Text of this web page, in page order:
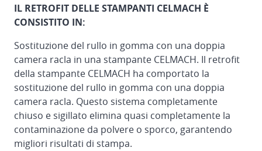
IL RETROFIT DELLE STAMPANTI CELMACH È
CONSISTITO IN:
Sostituzione del rullo in gomma con una doppia
camera racla in una stampante CELMACH. Il retrofit
della stampante CELMACH ha comportato la
sostituzione del rullo in gomma con una doppia
camera racla. Questo sistema completamente
chiuso e sigillato elimina quasi completamente la
contaminazione da polvere o sporco, garantendo
migliori risultati di stampa.